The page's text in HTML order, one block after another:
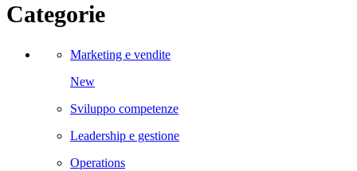
Categorie
Marketing e vendite
New
Sviluppo competenze
Leadership e gestione
Operations